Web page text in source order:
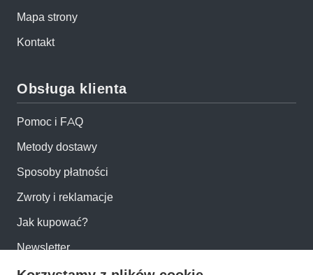
Mapa strony
Kontakt
Obsługa klienta
Pomoc i FAQ
Metody dostawy
Sposoby płatności
Zwroty i reklamacje
Jak kupować?
Newsletter